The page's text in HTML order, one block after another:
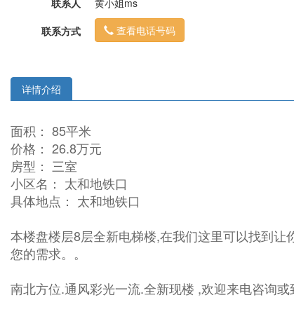
联系人
黄小姐ms
联系方式
查看电话号码
详情介绍
面积： 85平米
价格： 26.8万元
房型： 三室
小区名： 太和地铁口
具体地点： 太和地铁口
本楼盘楼层8层全新电梯楼,在我们这里可以找到
您的需求。。
南北方位.通风彩光一流.全新现楼 ,欢迎来电咨询